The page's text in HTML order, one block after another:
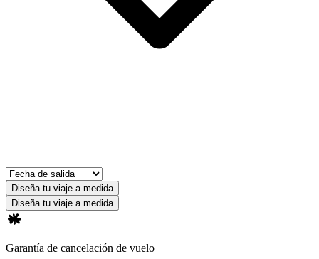
Diseña tu viaje a medida
Diseña tu viaje a medida
Garantía de cancelación de vuelo